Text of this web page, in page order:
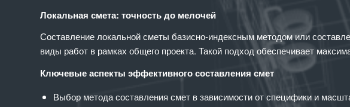
Локальная смета: точность до мелочей
Составление локальной сметы базисно-индексным методом или
виды работ в рамках общего проекта. Такой подход обеспечивает
Ключевые аспекты эффективного составления смет
Выбор метода составления смет в зависимости от специфики и